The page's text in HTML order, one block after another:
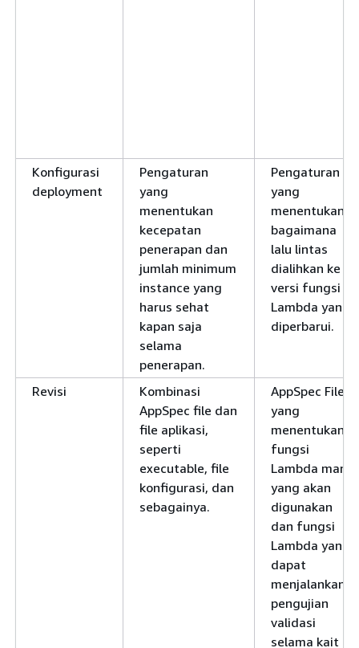
Konfigurasi
deployment
Pengaturan
yang
menentukan
kecepatan
penerapan dan
jumlah minimum
instance yang
harus sehat
kapan saja
selama
penerapan.
Pengaturan
yang
menentukan
bagaimana
lalu lintas
dialihkan ke
versi fungsi
Lambda yang
diperbarui.
Revisi
Kombinasi
AppSpec file dan
file aplikasi,
seperti
executable, file
konfigurasi, dan
sebagainya.
AppSpec File
yang
menentukan
fungsi
Lambda mana
yang akan
digunakan
dan fungsi
Lambda yang
dapat
menjalankan
pengujian
validasi
selama kait